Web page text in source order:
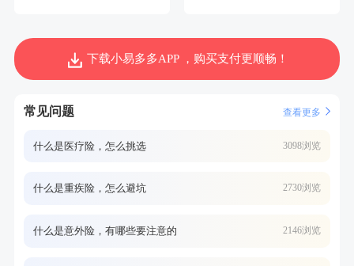
下载小易多多APP ，购买支付更顺畅！
常见问题 查看更多
什么是医疗险，怎么挑选 3098浏览
什么是重疾险，怎么避坑 2730浏览
什么是意外险，有哪些要注意的 2146浏览